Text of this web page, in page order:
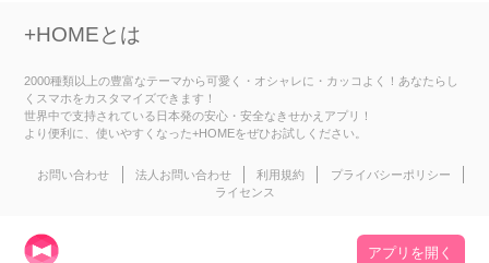
+HOMEとは
2000種類以上の豊富なテーマから可愛く・オシャレに・カッコよく！あなたらし
くスマホをカスタマイズできます！
世界中で支持されている日本発の安心・安全なきせかえアプリ！
より便利に、使いやすくなった+HOMEをぜひお試しください。
お問い合わせ 法人お問い合わせ 利用規約
プライバシーポリシー
ライセンス
アプリを開く